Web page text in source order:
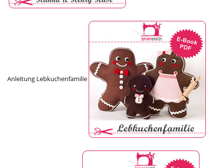
Anleitung Lebkuchenfamilie